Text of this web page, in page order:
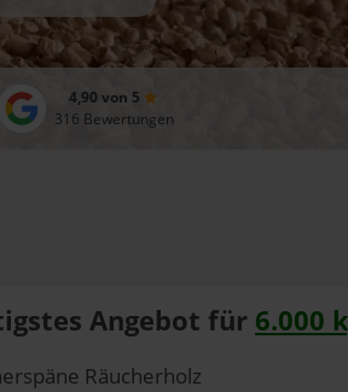
4,90 von 5
316 Bewertungen
Angebot für 6.000
Räucherholz